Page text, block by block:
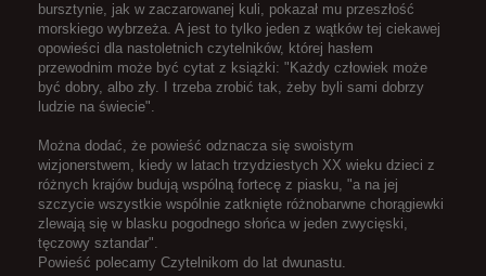
bursztynie, jak w zaczarowanej kuli, pokazał mu przeszłość
morskiego wybrzeża. A jest to tylko jeden z wątków tej ciekawej
opowieści dla nastoletnich czytelników, której hasłem
przewodnim może być cytat z książki: "Każdy człowiek może
być dobry, albo zły. I trzeba zrobić tak, żeby byli sami dobrzy
ludzie na świecie".
Można dodać, że powieść odznacza się swoistym
wizjonerstwem, kiedy w latach trzydziestych XX wieku dzieci z
różnych krajów budują wspólną fortecę z piasku, "a na jej
szczycie wszystkie wspólnie zatknięte różnobarwne chorągiewki
zlewają się w blasku pogodnego słońca w jeden zwycięski,
tęczowy sztandar".
Powieść polecamy Czytelnikom do lat dwunastu.